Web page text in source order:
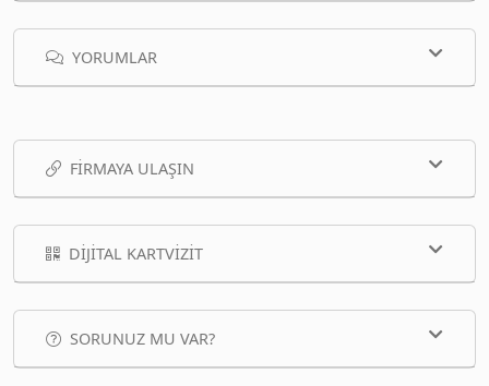
YORUMLAR
FIRMAYA ULAŞIN
DIJITAL KARTVIZIT
SORUNUZ MU VAR?